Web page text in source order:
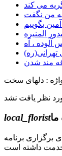
می کند
بگوییم
آلوده ، آه
تهرانی(ره)
: دلهای سخت
local_floristما
برای برگزاری برنامه